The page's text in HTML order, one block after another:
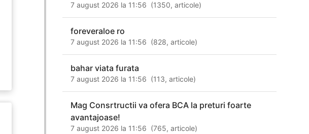
7 august 2026 la 11:56 (1350,articole)
foreveraloe ro
7 august 2026 la 11:56 (828,articole)
bahar viata furata
7 august 2026 la 11:56 (113,articole)
Mag Consrtructii va ofera BCA la preturi foarte
avantajoase!
7 august 2026 la 11:56 (765,articole)